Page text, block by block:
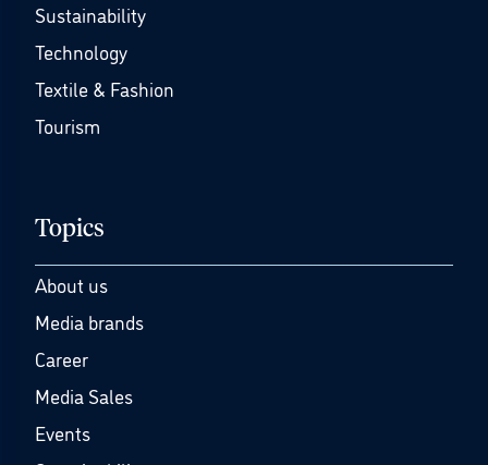
Sustainability
Technology
Textile & Fashion
Tourism
Topics
About us
Media brands
Career
Media Sales
Events